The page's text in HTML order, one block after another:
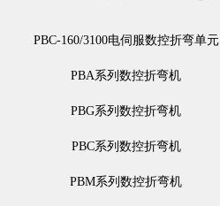
PBC-160/3100电伺服数控折弯单元
PBA系列数控折弯机
PBG系列数控折弯机
PBC系列数控折弯机
PBM系列数控折弯机